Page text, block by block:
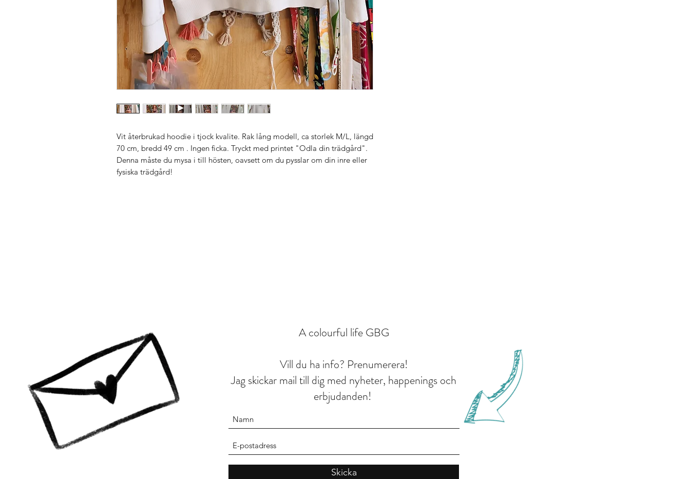
Vit återbrukad hoodie i tjock kvalite. Rak lång modell, ca storlek M/L, längd
70 cm, bredd 49 cm . Ingen ficka. Tryckt med printet "Odla din trädgård".
Denna måste du mysa i till hösten, oavsett om du pysslar om din inre eller
fysiska trädgård!
A colourful life GBG
Vill du ha info? Prenumerera!
Jag skickar mail till dig med nyheter, happenings och
erbjudanden!
Skicka